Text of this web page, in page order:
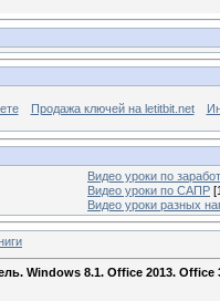
Продажа ключей на letitbit.net
Видео уроки по
Видео уроки по САПР
Видео уроки разных
Windows 8.1. Office 2013. Office